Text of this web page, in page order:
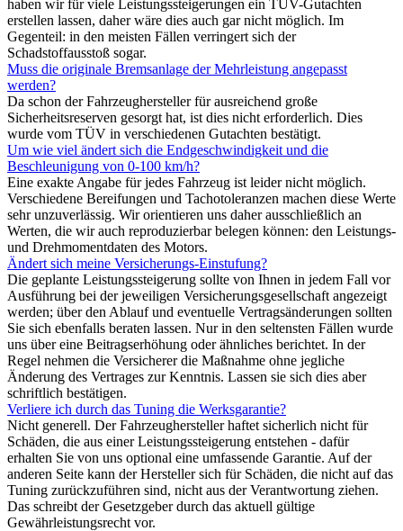
haben wir für viele Leistungssteigerungen ein TÜV-Gutachten
erstellen lassen, daher wäre dies auch gar nicht möglich. Im
Gegenteil: in den meisten Fällen verringert sich der
Schadstoffausstoß sogar.
Muss die originale Bremsanlage der Mehrleistung angepasst
werden?
Da schon der Fahrzeughersteller für ausreichend große
Sicherheitsreserven gesorgt hat, ist dies nicht erforderlich. Dies
wurde vom TÜV in verschiedenen Gutachten bestätigt.
Um wie viel ändert sich die Endgeschwindigkeit und die
Beschleunigung von 0-100 km/h?
Eine exakte Angabe für jedes Fahrzeug ist leider nicht möglich.
Verschiedene Bereifungen und Tachotoleranzen machen diese Werte
sehr unzuverlässig. Wir orientieren uns daher ausschließlich an
Werten, die wir auch reproduzierbar belegen können: den Leistungs-
und Drehmomentdaten des Motors.
Ändert sich meine Versicherungs-Einstufung?
Die geplante Leistungssteigerung sollte von Ihnen in jedem Fall vor
Ausführung bei der jeweiligen Versicherungsgesellschaft angezeigt
werden; über den Ablauf und eventuelle Vertragsänderungen sollten
Sie sich ebenfalls beraten lassen. Nur in den seltensten Fällen wurde
uns über eine Beitragserhöhung oder ähnliches berichtet. In der
Regel nehmen die Versicherer die Maßnahme ohne jegliche
Änderung des Vertrages zur Kenntnis. Lassen sie sich dies aber
schriftlich bestätigen.
Verliere ich durch das Tuning die Werksgarantie?
Nicht generell. Der Fahrzeughersteller haftet sicherlich nicht für
Schäden, die aus einer Leistungssteigerung entstehen - dafür
erhalten Sie von uns optional eine umfassende Garantie. Auf der
anderen Seite kann der Hersteller sich für Schäden, die nicht auf das
Tuning zurückzuführen sind, nicht aus der Verantwortung ziehen.
Das schreibt der Gesetzgeber durch das aktuell gültige
Gewährleistungsrecht vor.